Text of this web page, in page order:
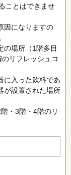
ことはできませ
因になりますの
の場所（1階多目
リフレッシュコ
に入った飲料であ
が設置された場所
・3階・4階のリ